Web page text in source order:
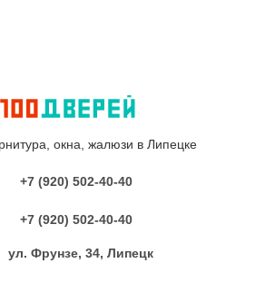
окна, жалюзи в Липецке
+7 (920) 502-40-40
+7 (920) 502-40-40
ул. Фрунзе, 34, Липецк